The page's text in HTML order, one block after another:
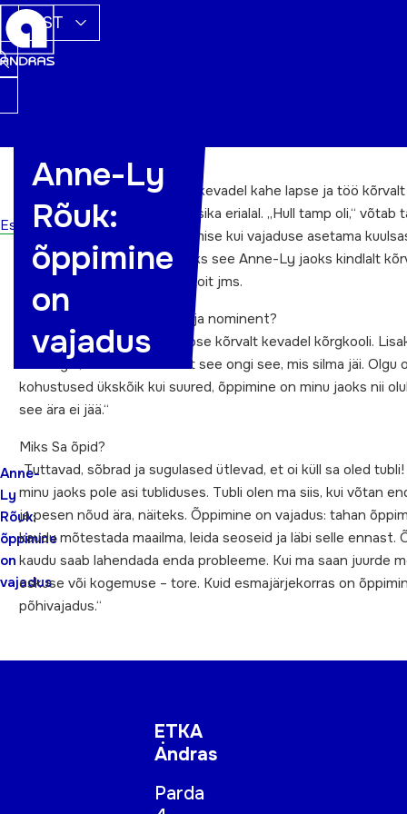
EST
Esileht
Anne-
Ly
Rõuk:
õppimine
on
vajadus
Anne-Ly
Rõuk:
õppimine
on
vajadus
Anne-Ly Rõuk
(42) lõpetas kevadel kahe lapse ja töö kõrvalt
Muusikaakadeemia koolimuusika erialal. „Hull tamp oli,“ võtab
aja kokku. Kui ta peaks õppimise kui vajaduse asetama
Maslow’ püramiidi, siis seisaks see Anne-Ly jaoks kindlalt
põhivajadustega nagu õhk, toit jms.
Kuidas sai Sinust aasta õppija nominent?
„Lõpetasin kahe väikese lapse kõrvalt kevadel kõrgkooli.
huviringid, kus käin – ilmselt see ongi see, mis silma jäi. Olgu
kohustused ükskõik kui suured, õppimine on minu jaoks nii
see ära ei jää.“
Miks Sa õpid?
„Tuttavad, sõbrad ja sugulased ütlevad, et oi küll sa oled
minu jaoks pole asi tubliduses. Tubli olen ma siis, kui võtan
ja pesen nõud ära, näiteks. Õppimine on vajadus: tahan
kaudu mõtestada maailma, leida seoseid ja läbi selle ennast.
kaudu saab lahendada enda probleeme. Kui ma saan juurde
oskuse või kogemuse – tore. Kuid esmajärjekorras on
põhivajadus.“
ETKA
Andras
Parda